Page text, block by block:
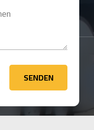
SENDEN
SENDEN